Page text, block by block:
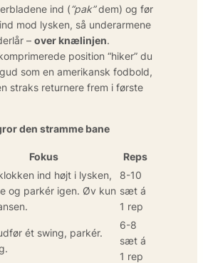
ind (“pak”dem) og før
mod lysken, så underarmene
– over knælinjen.
position “hiker” du
som en amerikansk fodbold,
straks returnere frem i første
den stramme bane
Fokus Reps
ind højt i lysken,
og parkér igen. Øv kun
8-10
sæt á
1 rep
ét swing, parkér.
6-8
sæt á
1 rep